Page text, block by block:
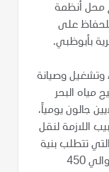
محل أنظمة
على
بأبوظبي.
وتشغيل وصيانة
مياه البحر
كاملة تبلغ حوالي 210 ملايين جالون يومياً،
اللازمة لنقل
تتطلب بنية
تحتية جديدة من خطوط الأنابيب بطول حوالي 450